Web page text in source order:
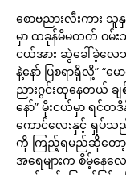
စောဗညားလီးကား
မှာ ထခုန်မိမတတ် ဝမ်း
ငယ်အား ဆွဲခေါ်ခဲ့လ
နဲ့နော် ပြစရာရှိလို့” “
ညားဂွင်းထုနေတယ် ချ
နော်” မိုးငယ်မှာ ရင်တ
ကောင်လေးနှင့် ရှုပ်သည့်
ကို ကြည့်ရမည်ဆိုတော့
အရေများက စိမ့်နေ